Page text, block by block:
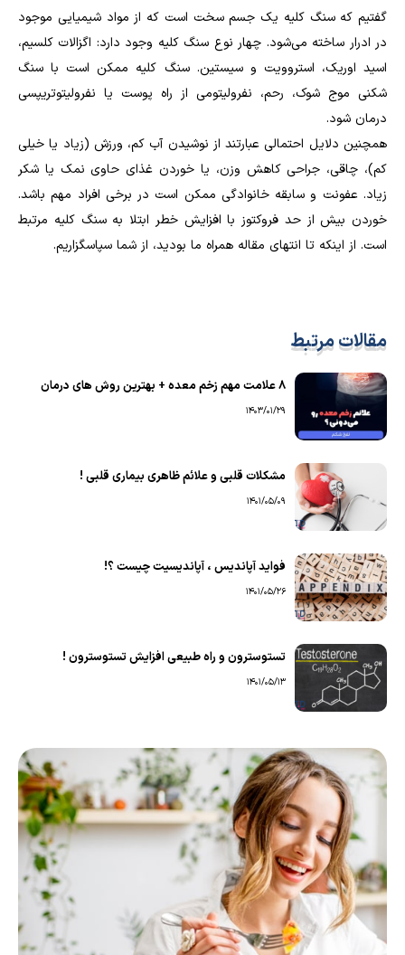
گفتیم که سنگ کلیه یک جسم سخت است که از مواد شیمیایی موجود
در ادرار ساخته می‌شود. چهار نوع سنگ کلیه وجود دارد: اگزالات کلسیم،
اسید اوریک، استروویت و سیستین. سنگ کلیه ممکن است با سنگ
شکنی موج شوک، رحم، نفرولیتومی از راه پوست یا نفرولیتوتریپسی
درمان شود.
همچنین دلایل احتمالی عبارتند از نوشیدن آب کم، ورزش (زیاد یا خیلی
کم)، چاقی، جراحی کاهش وزن، یا خوردن غذای حاوی نمک یا شکر
زیاد. عفونت و سابقه خانوادگی ممکن است در برخی افراد مهم باشد.
خوردن بیش از حد فروکتوز با افزایش خطر ابتلا به سنگ کلیه مرتبط
است. از اینکه تا انتهای مقاله همراه ما بودید، از شما سپاسگزاریم.
مقالات مرتبط
۸ علامت مهم زخم معده + بهترین روش های درمان
1403/01/29
مشکلات قلبی و علائم ظاهری بیماری قلبی !
1401/05/09
فواید آپاندیس ، آپاندیسیت چیست ؟!
1401/05/26
تستوسترون و راه طبیعی افزایش تستوسترون !
1401/05/13